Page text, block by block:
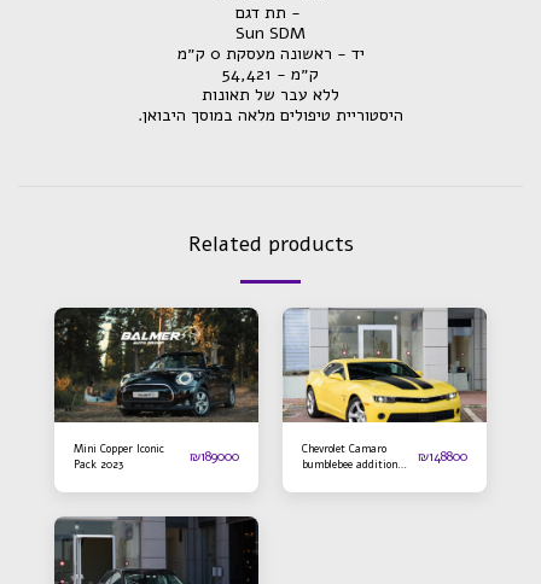
תת דגם -
Sun SDM
יד - ראשונה מעסקת 0 ק״מ
ק״מ - 54,421
ללא עבר של תאונות
.היסטוריית טיפולים מלאה במוסך היבואן
Related products
Mini Copper Iconic
Pack 2023
₪189000
Chevrolet Camaro
bumblebee addition
₪148800